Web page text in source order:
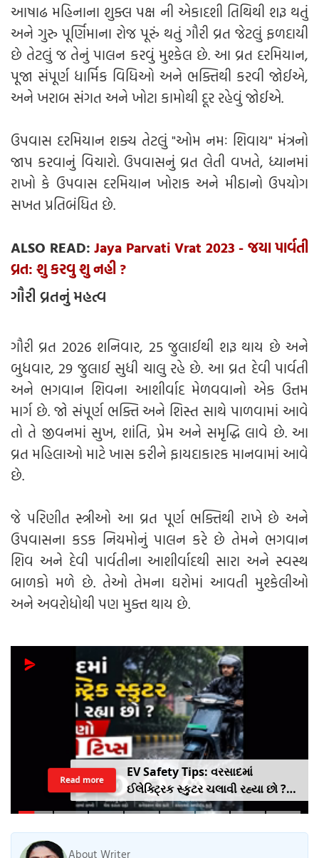
આષાઢ મહિનાના શુક્લ પક્ષ ની એકાદશી તિથિથી શરૂ થતું
અને ગુરુ પૂર્ણિમાના રોજ પૂરું થતું ગૌરી વ્રત જેટલું ફળદાયી
છે તેટલું જ તેનું પાલન કરવું મુશ્કેલ છે. આ વ્રત દરમિયાન,
પૂજા સંપૂર્ણ ધાર્મિક વિધિઓ અને ભક્તિથી કરવી જોઈએ,
અને ખરાબ સંગત અને ખોટા કામોથી દૂર રહેવું જોઈએ.
ઉપવાસ દરમિયાન શક્ય તેટલું "ઓમ નમઃ શિવાય" મંત્રનો
જાપ કરવાનું વિચારો. ઉપવાસનું વ્રત લેતી વખતે, ધ્યાનમાં
રાખો કે ઉપવાસ દરમિયાન ખોરાક અને મીઠાનો ઉપયોગ
સખત પ્રતિબંધિત છે.
ALSO READ: Jaya Parvati Vrat 2023 - જયા પાર્વતી
વ્રત: શુ કરવુ શુ નહી ?
ગૌરી વ્રતનું મહત્વ
ગૌરી વ્રત 2026 શનિવાર, 25 જુલાઈથી શરૂ થાય છે અને
બુધવાર, 29 જુલાઈ સુધી ચાલુ રહે છે. આ વ્રત દેવી પાર્વતી
અને ભગવાન શિવના આશીર્વાદ મેળવવાનો એક ઉત્તમ
માર્ગ છે. જો સંપૂર્ણ ભક્તિ અને શિસ્ત સાથે પાળવામાં આવે
તો તે જીવનમાં સુખ, શાંતિ, પ્રેમ અને સમૃદ્ધિ લાવે છે. આ
વ્રત મહિલાઓ માટે ખાસ કરીને ફાયદાકારક માનવામાં આવે
છે.
જે પરિણીત સ્ત્રીઓ આ વ્રત પૂર્ણ ભક્તિથી રાખે છે અને
ઉપવાસના કડક નિયમોનું પાલન કરે છે તેમને ભગવાન
શિવ અને દેવી પાર્વતીના આશીર્વાદથી સારા અને સ્વસ્થ
બાળકો મળે છે. તેઓ તેમના ઘરોમાં આવતી મુશ્કેલીઓ
અને અવરોધોથી પણ મુક્ત થાય છે.
EV Safety Tips: વરસાદમાં
ઈલેક્ટ્રિક સ્કુટર ચલાવી રહ્યા છો ?
આ નાનકડી ભૂલ પડી શકે છે ભારે ..
Read more
About Writer